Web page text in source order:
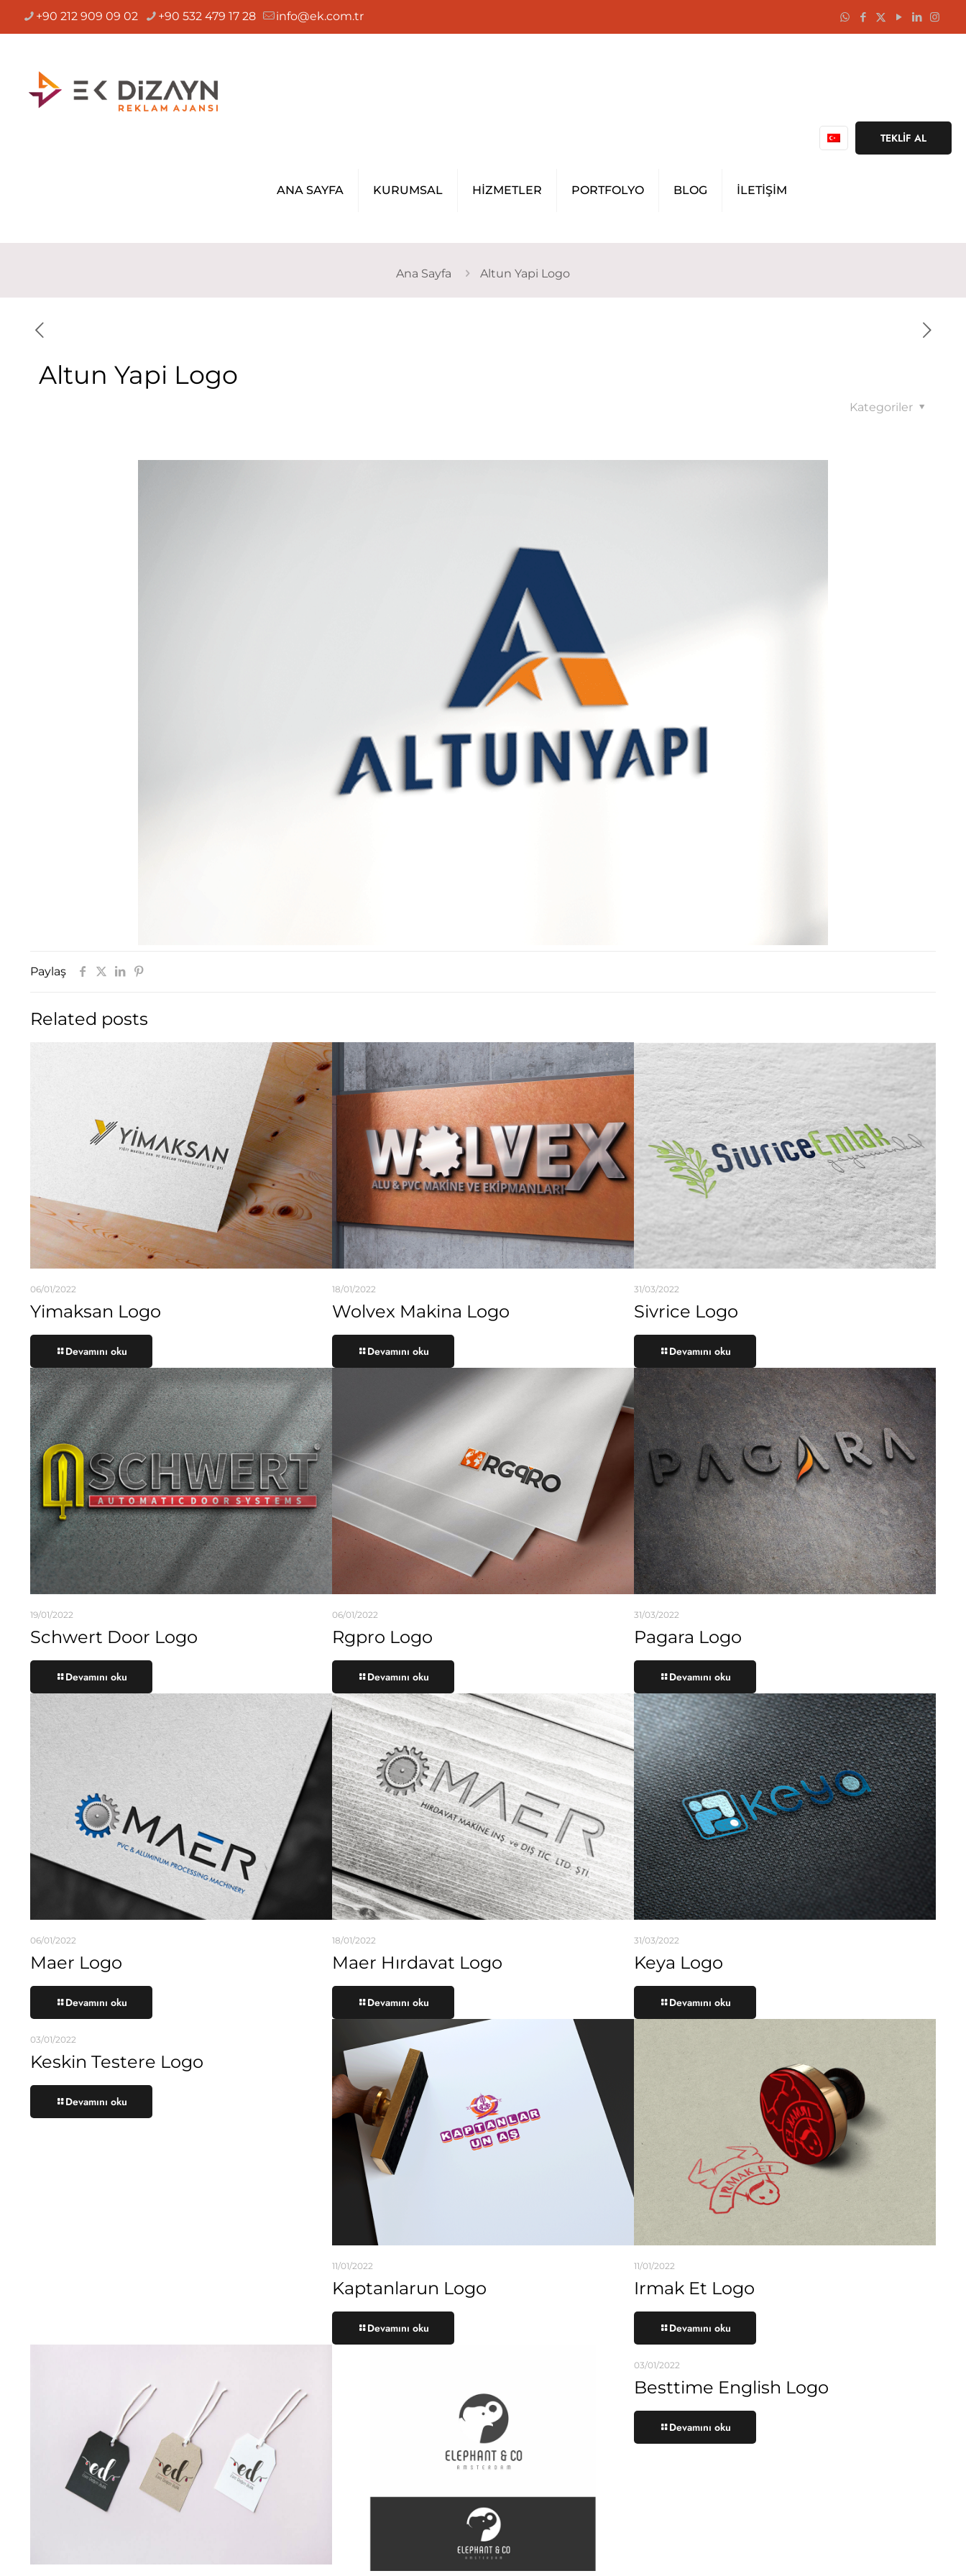
+90 212 909 09 02 +90 532 479 17 28 info@ek.com.tr
ANA SAYFA KURUMSAL HİZMETLER PORTFOLYO BLOG İLETİŞİM
TEKLİF AL
Ana Sayfa Altun Yapi Logo
Altun Yapi Logo
Kategoriler
Paylaş
Related posts
06/01/2022
Yimaksan Logo
Devamını oku
18/01/2022
Wolvex Makina Logo
Devamını oku
31/03/2022
Sivrice Logo
Devamını oku
19/01/2022
Schwert Door Logo
Devamını oku
06/01/2022
Rgpro Logo
Devamını oku
31/03/2022
Pagara Logo
Devamını oku
06/01/2022
Maer Logo
Devamını oku
18/01/2022
Maer Hırdavat Logo
Devamını oku
31/03/2022
Keya Logo
Devamını oku
03/01/2022
Keskin Testere Logo
Devamını oku
11/01/2022
Kaptanlarun Logo
Devamını oku
11/01/2022
Irmak Et Logo
Devamını oku
03/01/2022
Besttime English Logo
Devamını oku